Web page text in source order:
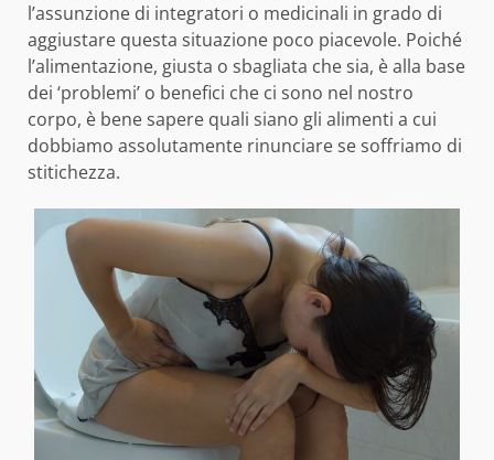
l’assunzione di integratori o medicinali in grado di
aggiustare questa situazione poco piacevole. Poiché
l’alimentazione, giusta o sbagliata che sia, è alla base
dei ‘problemi’ o benefici che ci sono nel nostro
corpo, è bene sapere quali siano gli alimenti a cui
dobbiamo assolutamente rinunciare se soffriamo di
stitichezza.